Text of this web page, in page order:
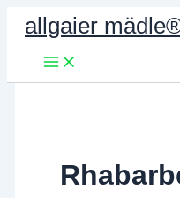
Zum
Inhalt
springen
allgaier